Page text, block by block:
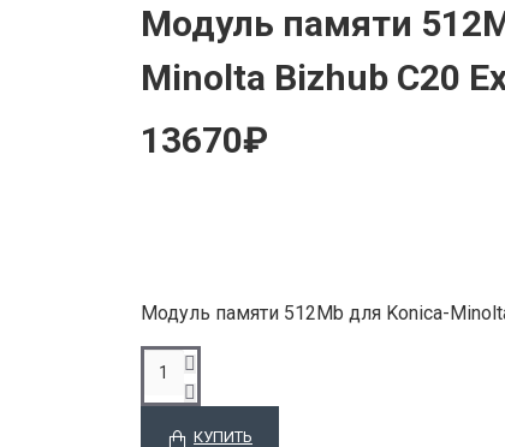
Модуль памяти
Minolta Bizhub C20
13670₽
Модуль памяти 512Mb для Konica-
КУПИТЬ